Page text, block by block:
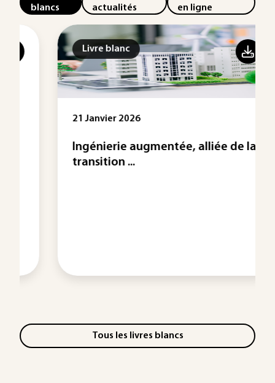
blancs
actualités
en ligne
Livre blanc
21 Janvier 2026
Ingénierie augmentée, alliée de la
transition ...
Tous les livres blancs